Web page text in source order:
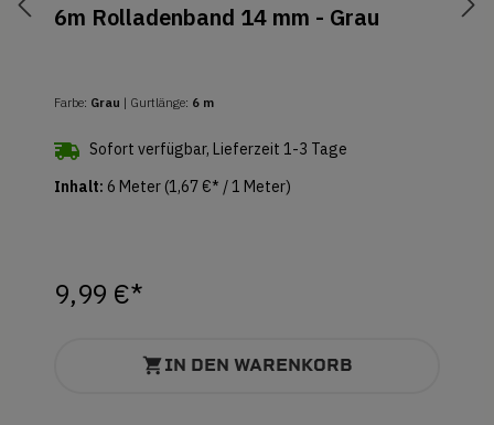
6m Rolladenband 14 mm - Grau
Farbe: Grau | Gurtlänge: 6 m
Sofort verfügbar, Lieferzeit 1-3 Tage
Inhalt: 6 Meter (1,67 €* / 1 Meter)
9,99 €*
IN DEN WARENKORB